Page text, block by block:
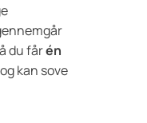
du fårén
kan sove